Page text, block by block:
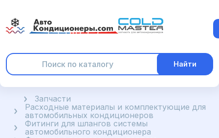
Найти
ГлавнаяЗапчасти
Расходные материалы и комплектующие для
автомобильных кондиционеров
Фитинги для шлангов системы
автомобильного кондиционера